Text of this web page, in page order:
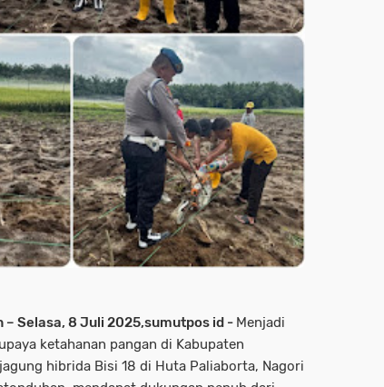
– Selasa, 8 Juli 2025,sumutpos id - Menjadi
ketahanan pangan di Kabupaten
hibrida Bisi 18 di Huta Paliaborta, Nagori